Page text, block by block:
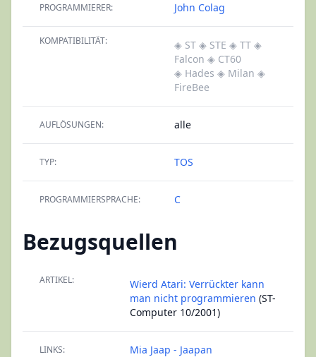
PROGRAMMIERER: John Colag
KOMPATIBILITÄT: ◈ ST ◈ STE ◈ TT ◈
Falcon ◈ CT60
◈ Hades ◈ Milan ◈
FireBee
AUFLÖSUNGEN: alle
TYP: TOS
PROGRAMMIERSPRACHE: C
Bezugsquellen
ARTIKEL:
Wierd Atari: Verrückter kann
man nicht programmieren (ST-
Computer 10/2001)
LINKS: Mia Jaap - Jaapan